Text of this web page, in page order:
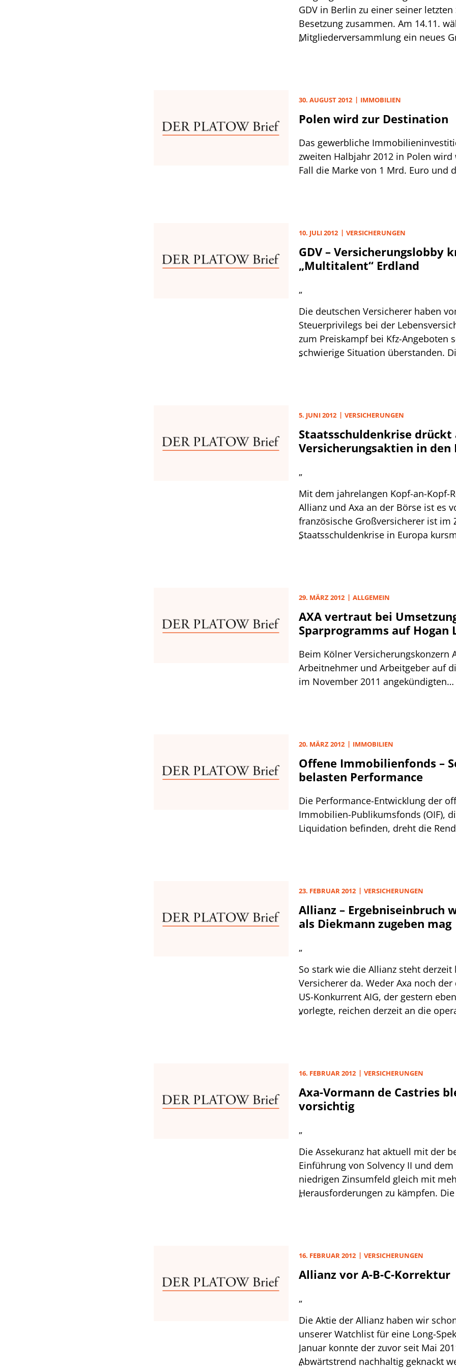
GDV in Berlin zu einer seiner
Besetzung zusammen. Am 14.11.
Mitgliederversammlung ein neues
(HUK Coburg) und Thomas
Mecklenburgischen. Künftiger GDV-
Württembergische-Chef wurde
nominiert.
„
30. AUGUST 2012 IMMOBILIEN
Polen wird zur Destination
Das gewerbliche
zweiten Halbjahr 2012 in Polen
Fall die Marke von 1 Mrd. Euro und
gefüllten Pipeline mit diversen
laufenden Investmenttransaktionen.
10. JULI 2012 VERSICHERUNGEN
GDV – Versicherungslobby
„Multitalent“ Erdland
„
Die deutschen Versicherer haben
Steuerprivilegs bei der
zum Preiskampf bei Kfz-Angeboten
schwierige Situation überstanden.
noch als eine Frage der Zeit, bis
die Luft ausgeht.
„
5. JUNI 2012 VERSICHERUNGEN
Staatsschuldenkrise drückt
Versicherungsaktien in den
„
Mit dem jahrelangen Kopf-an-Kopf-
Allianz und Axa an der Börse ist es
französische Großversicherer ist im
Staatsschuldenkrise in Europa
„
29. MÄRZ 2012 ALLGEMEIN
AXA vertraut bei
Sparprogramms auf Hogan
Beim Kölner Versicherungskonzern
Arbeitnehmer und Arbeitgeber auf
im November 2011 angekündigten
um Partner Hendrik Kornbichler
München).
20. MÄRZ 2012 IMMOBILIEN
Offene Immobilienfonds –
belasten Performance
Die Performance-Entwicklung der
Immobilien-Publikumsfonds (OIF),
Liquidation befinden, dreht die
Investment Property Databank für
23. FEBRUAR 2012 VERSICHERUNGEN
Allianz – Ergebniseinbruch
als Diekmann zugeben mag
„
So stark wie die Allianz steht derzeit
Versicherer da. Weder Axa noch
US-Konkurrent AIG, der gestern
vorlegte, reichen derzeit an die
„
16. FEBRUAR 2012 VERSICHERUNGEN
Axa-Vormann de Castries
vorsichtig
„
Die Assekuranz hat aktuell mit der
Einführung von Solvency II und
niedrigen Zinsumfeld gleich mit
Herausforderungen zu kämpfen.
„
16. FEBRUAR 2012 VERSICHERUNGEN
Allianz vor A-B-C-Korrektur
„
Die Aktie der Allianz haben wir
unserer Watchlist für eine Long-
Januar konnte der zuvor seit Mai
Abwärtstrend nachhaltig geknackt
„